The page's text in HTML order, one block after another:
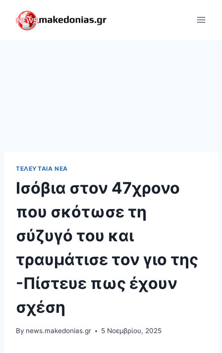
content
ΤΕΛΕΥΤΑΊΑ ΝΈΑ
Ισόβια στον 47χρονο
που σκότωσε τη
σύζυγό του και
τραυμάτισε τον γιο της
-Πίστευε πως έχουν
σχέση
By news.makedonias.gr 5 Νοεμβρίου, 2025